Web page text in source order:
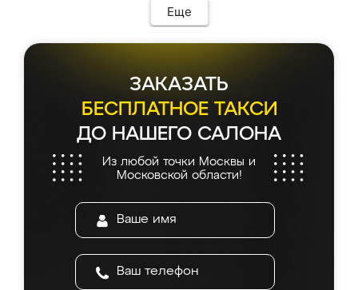
Еще
ЗАКАЗАТЬ
БЕСПЛАТНОЕ ТАКСИ
ДО НАШЕГО САЛОНА
Из любой точки Москвы и
Московской области!